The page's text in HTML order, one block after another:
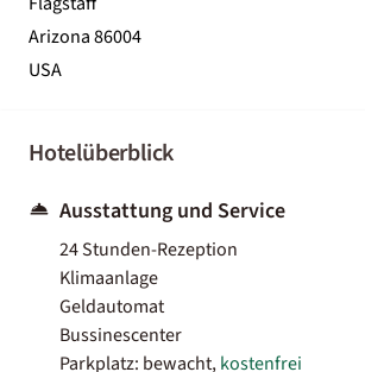
Arizona 86004
USA
Hotelüberblick
Ausstattung und Service
24 Stunden-Rezeption
Klimaanlage
Geldautomat
Bussinescenter
Parkplatz: bewacht,kostenfrei